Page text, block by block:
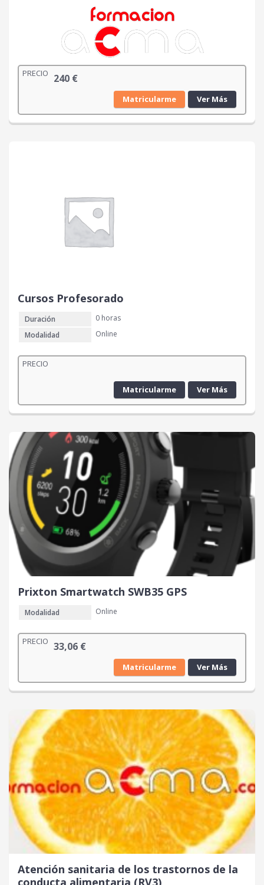
PRECIO 240 €
Matricularme Ver Más
Cursos Profesorado
Duración
0 horas
Modalidad
Online
PRECIO
Matricularme Ver Más
Prixton Smartwatch SWB35 GPS
Modalidad Online
PRECIO 33,06 €
Matricularme Ver Más
Atención sanitaria de los trastornos de la
conducta alimentaria (RV3)